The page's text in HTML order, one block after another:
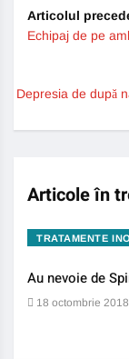
Articolul
Echipaj de pe
Depresia de după
Articole în
TRATAMENTE
Au nevoie de
18 octombrie 2018